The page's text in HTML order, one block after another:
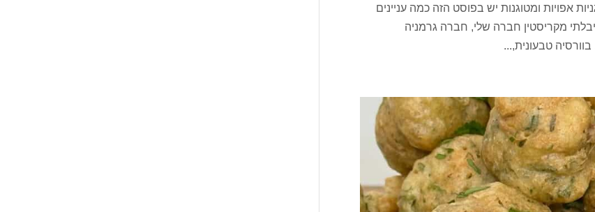
אפויות ומטוגנות יש בפוסט הזה כמה עניינים
מקריסטין חברה שלי, חברה גרמניה
טבעונית,...